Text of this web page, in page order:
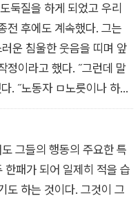
러 날 계속되었다.
당의 도덕적 정치적 통일은
둑질을 하게 되었고 우리
전 후에도 계속했다. 그는
운 침울한 웃음을 띠며 앞
정이라고 했다. ˝그런데 말
. ˝노동자 ㅁ노릇이나 하면
없잖아요. 나는 아이 때 너
고 싶어요.˝ ˝독일군이 쳐
급하지 않은 2년간, 즉 독
개를 설레설레 흔들었다. ˝
독일군 치하에서 어떻게 도
그들의 행동의 주요한 특
한패가 되어 일제히 적을 습
도 하는 것이다. 그것이 그